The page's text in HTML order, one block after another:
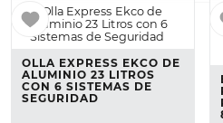
OLLA EXPRESS EKCO DE
ALUMINIO 23 LITROS
CON 6 SISTEMAS DE
SEGURIDAD
5.
budinera
7.
sartén antiadherente